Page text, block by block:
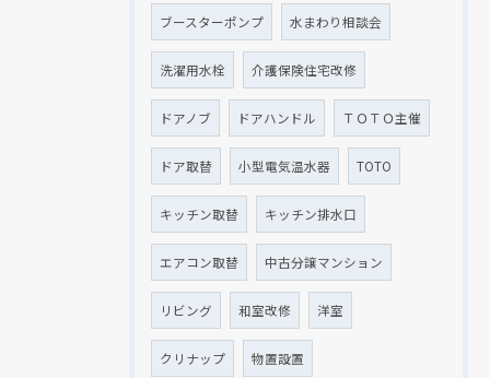
ブースターポンプ 水まわり相談会
洗濯用水栓 介護保険住宅改修
ドアノブ ドアハンドル ＴＯＴＯ主催
ドア取替 小型電気温水器 TOTO
キッチン取替 キッチン排水口
エアコン取替 中古分譲マンション
リビング 和室改修 洋室
クリナップ 物置設置